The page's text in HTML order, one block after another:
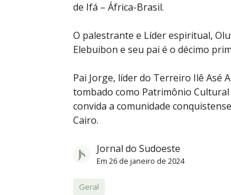
de Ifá – África-Brasil.
O palestrante e Líder espiritual,
Elebuibon e seu pai é o décimo
Pai Jorge, líder do Terreiro Ilê Asé
tombado como Patrimônio
convida a comunidade
Cairo.
Jornal do Sudoeste
Em 26 de janeiro de 2024
Geral